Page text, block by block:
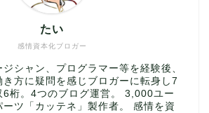
感情資本化ブロガー
たい
シャン、プログラマー等を経験後、
き方に疑問を感じブロガーに転身し7
6桁。4つのブログ運営。 3,000ユー
ツ「カッテネ」製作者。 感情を資